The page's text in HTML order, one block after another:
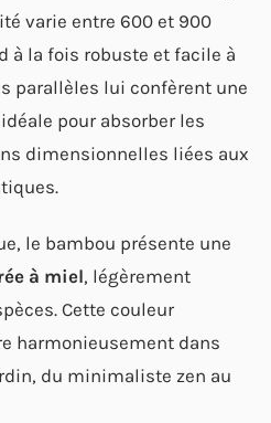
varie entre 600 et 900
à la fois robuste et facile à
parallèles lui confèrent une
pour absorber les
dimensionnelles liées aux
le bambou présente une
à miel, légèrement
Cette couleur
harmonieusement dans
du minimaliste zen au